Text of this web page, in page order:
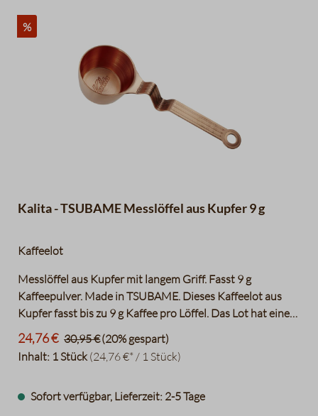
%
Kalita - TSUBAME Messlöffel aus Kupfer 9 g
Kaffeelot
Messlöffel aus Kupfer mit langem Griff. Fasst 9 g
Kaffeepulver. Made in TSUBAME. Dieses Kaffeelot aus
Kupfer fasst bis zu 9 g Kaffee pro Löffel. Das Lot hat einen
langen Griff mit einem Loch am Ende. Das erlaubt es einen
Schlüsselanhänger oder Karabiner daran zu befestigen
und so den Kaffeeportionierer beispielsweise an der
der Präfektur Nagasaki, welche bekannt ist für seine hoch
Inhalt: 1 Stück(24,76 €* / 1 Stück)
24,76 € 30,95 €(20% gespart)
Sofort verfügbar, Lieferzeit: 2-5 Tage